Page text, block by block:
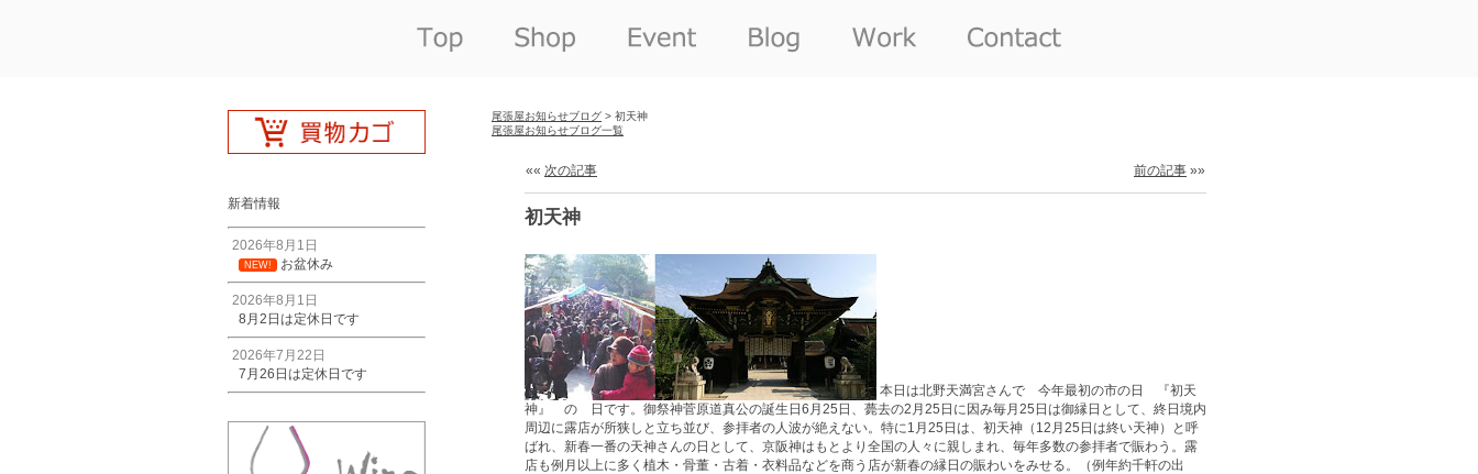
新着情報
2026年8月1日
NEW! お盆休み
2026年8月1日
8月2日は定休日です
2026年7月22日
7月26日は定休日です
尾張屋お知らせブログ > 初天神
尾張屋お知らせブログ一覧
«« 次の記事 前の記事 »»
初天神
本日は北野天満宮さんで 今年最初の市の日 『初天
神』 の 日です。御祭神菅原道真公の誕生日6月25日、薨去の2月25日に因み毎月25日は御縁日として、終日境内
周辺に露店が所狭しと立ち並び、参拝者の人波が絶えない。特に1月25日は、初天神（12月25日は終い天神）と呼
ばれ、新春一番の天神さんの日として、京阪神はもとより全国の人々に親しまれ、毎年多数の参拝者で賑わう。露
店も例月以上に多く植木・骨董・古着・衣料品などを商う店が新春の縁日の賑わいをみせる。（例年約千軒の出